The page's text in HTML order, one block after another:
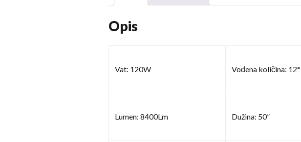
Opis
Vat: 120W Vođena količina:
Lumen: 8400Lm Dužina: 50”